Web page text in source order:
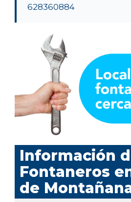
628360884
Información
Fontaneros
de